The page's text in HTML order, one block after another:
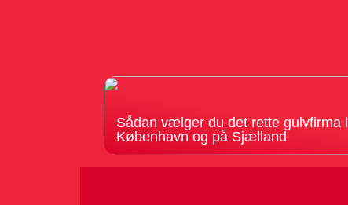
Sådan vælger du det rette gulvfirma i
København og på Sjælland